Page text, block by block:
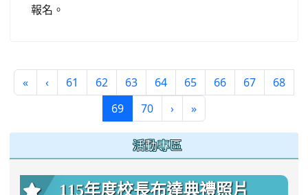
報名。
« ‹ 61 62 63 64 65 66 67
68
69(current)
70 › »
活動專區
115年度校長布達典禮照片